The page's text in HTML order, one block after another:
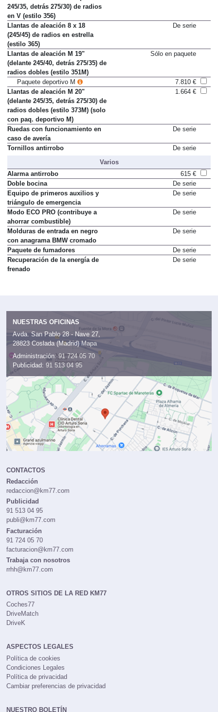
Llantas de aleación 20" (delante
245/35, detrás 275/30) de radios
en V (estilo 356)
Llantas de aleación 8 x 18
(245/45) de radios en estrella
(estilo 365)
Llantas de aleación M 19"
(delante 245/40, detrás 275/35) de
radios dobles (estilo 351M)
Paquete deportivo M
7.810 €
Llantas de aleación M 20"
(delante 245/35, detrás 275/30) de
radios dobles (estilo 373M) (solo
con paq. deportivo M)
Ruedas con funcionamiento en
caso de avería
Varios
Alarma antirrobo
615 €
Doble bocina
De serie
Equipo de primeros auxilios y
triángulo de emergencia
Modo ECO PRO (contribuye a
ahorrar combustible)
Molduras de entrada en negro
con anagrama BMW cromado
Paquete de fumadores
De serie
Recuperación de la energía de
NUESTRAS OFICINAS
Avda. San Pablo 28 - Nave 27,
28823 Coslada (Madrid)
Mapa
Administración:91 724 05 70
Publicidad:
CONTACTOS
Redacción
redaccion@km77.com
Publicidad
91 513 04 95
publi@km77.com
Facturación
91 724 05 70
facturacion@km77.com
Trabaja con nosotros
OTROS SITIOS DE LA RED KM77
Coches77
DriveMatch
ASPECTOS LEGALES
Política de cookies
Condiciones Legales
Política de privacidad